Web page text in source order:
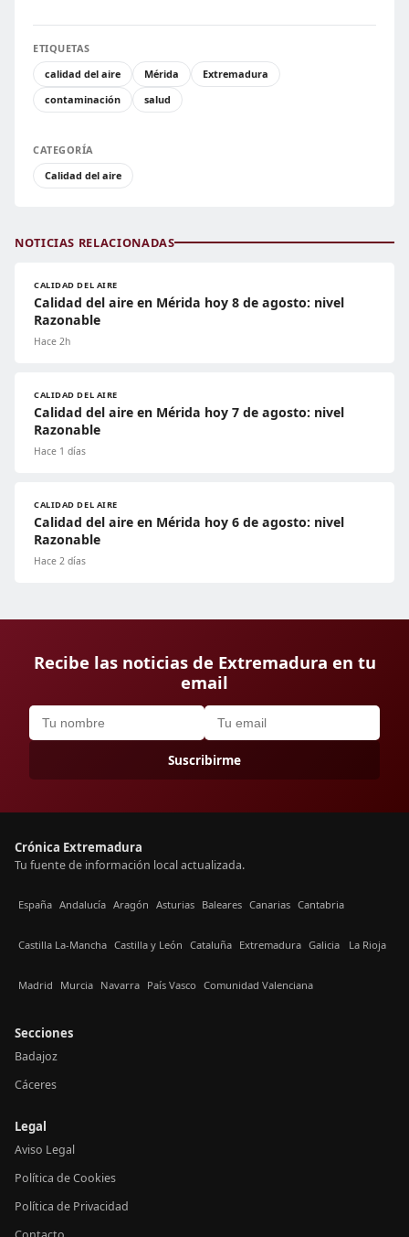
ETIQUETAS
calidad del aire
Mérida
Extremadura
contaminación
salud
CATEGORÍA
Calidad del aire
NOTICIAS RELACIONADAS
CALIDAD DEL AIRE
Calidad del aire en Mérida hoy 8 de agosto: nivel
Razonable
Hace 2h
CALIDAD DEL AIRE
Calidad del aire en Mérida hoy 7 de agosto: nivel
Razonable
Hace 1 días
CALIDAD DEL AIRE
Calidad del aire en Mérida hoy 6 de agosto: nivel
Razonable
Hace 2 días
Recibe las noticias de Extremadura en tu
email
Suscribirme
Crónica Extremadura
Tu fuente de información local actualizada.
España Andalucía Aragón Asturias Baleares Canarias Cantabria
Castilla La-Mancha Castilla y León Cataluña Extremadura Galicia La Rioja
Madrid Murcia Navarra País Vasco Comunidad Valenciana
Secciones
Badajoz
Cáceres
Legal
Aviso Legal
Política de Cookies
Política de Privacidad